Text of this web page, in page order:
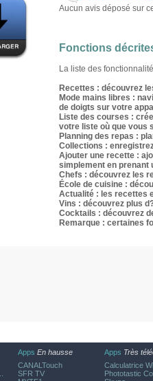
Aucun avis déposé sur
Fonctions
La liste des
Recettes : découvrez
Mode mains libres :
de doigts sur votre
Liste des courses :
votre liste où que vous
Planning des repas :
Collections :
Ajouter une recette :
simplement en prenant
Chefs : découvrez les
École de cuisine :
Actualité : les recettes
Vins : découvrez plus
Cocktails : découvrez
Remarque : certaines
Apps En hausse
CANALTouch
SFR TV
Apps Très
Calculatrice
Phototastic